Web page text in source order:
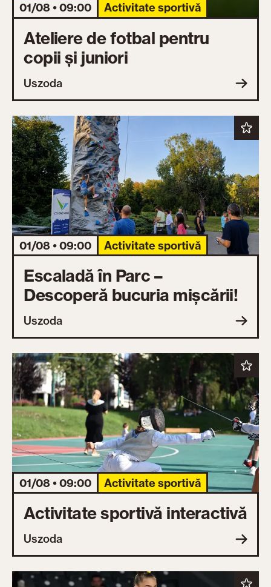
01/08 • 09:00 Activitate sportivă
Ateliere de fotbal pentru
copii și juniori
Uszoda
01/08 • 09:00 Activitate sportivă
Escaladă în Parc –
Descoperă bucuria mișcării!
Uszoda
01/08 • 09:00 Activitate sportivă
Activitate sportivă interactivă
Uszoda